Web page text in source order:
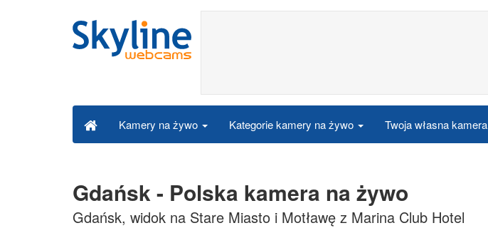
Kamery na żywo Kategorie kamery na żywo Twoja własna kamera
Gdańsk - Polska kamera na żywo
Gdańsk, widok na Stare Miasto i Motławę z Marina Club Hotel